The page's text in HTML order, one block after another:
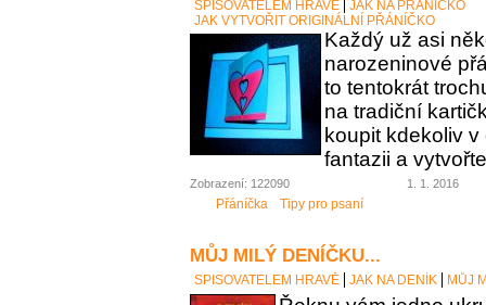
SPISOVATELEM HRAVĚ
JAK NA PŘÁNÍČKO
JAK VYTVOŘIT ORIGINÁLNÍ PŘÁNÍČKO
Každý už asi
narozeninové
to tentokrát
na tradiční
koupit kdekoliv
fantazii a
Zobrazení: 122090 1. 1. 2016
Přáníčka Tipy pro psaní
MŮJ MILÝ DENÍČKU...
SPISOVATELEM HRAVĚ JAK NA DENÍK MŮJ